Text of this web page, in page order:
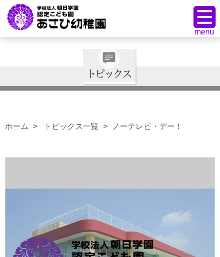
ホーム トピックス一覧 ノーテレビ・デー！